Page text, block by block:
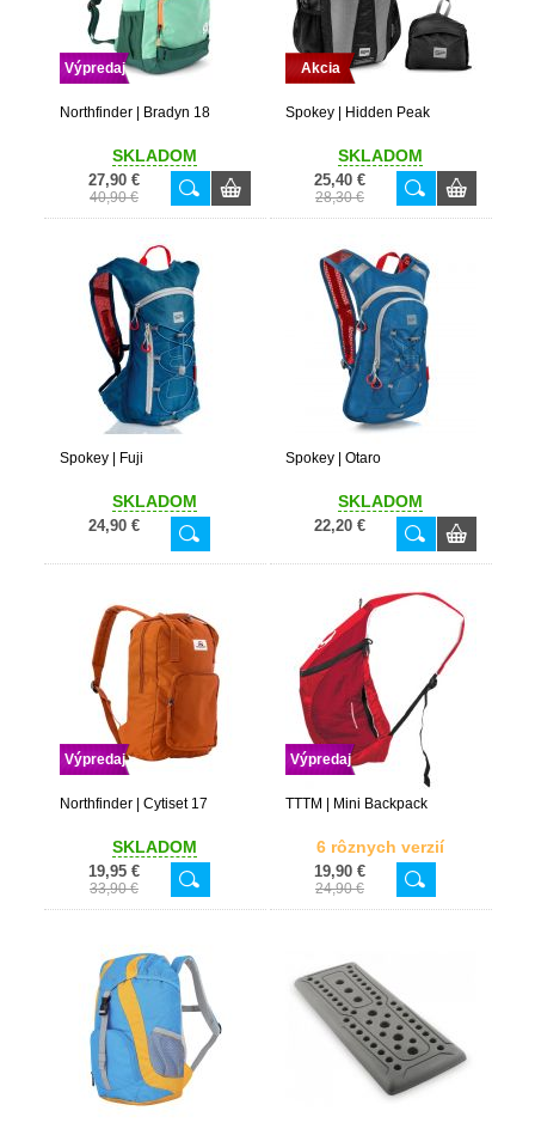
Výpredaj
Northfinder | Bradyn 18
SKLADOM
27,90 €
40,90 €
Akcia
Spokey | Hidden Peak
SKLADOM
25,40 €
28,30 €
Spokey | Fuji
SKLADOM
24,90 €
Spokey | Otaro
SKLADOM
22,20 €
Výpredaj
Northfinder | Cytiset 17
SKLADOM
19,95 €
33,90 €
Výpredaj
TTTM | Mini Backpack
6 rôznych verzií
19,90 €
24,90 €